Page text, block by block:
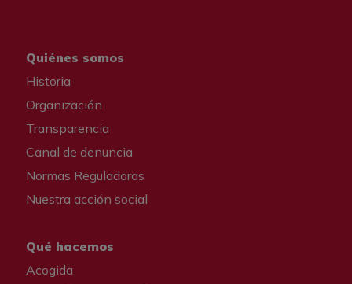
Quiénes somos
Historia
Organización
Transparencia
Canal de denuncia
Normas Reguladoras
Nuestra acción social
Qué hacemos
Acogida